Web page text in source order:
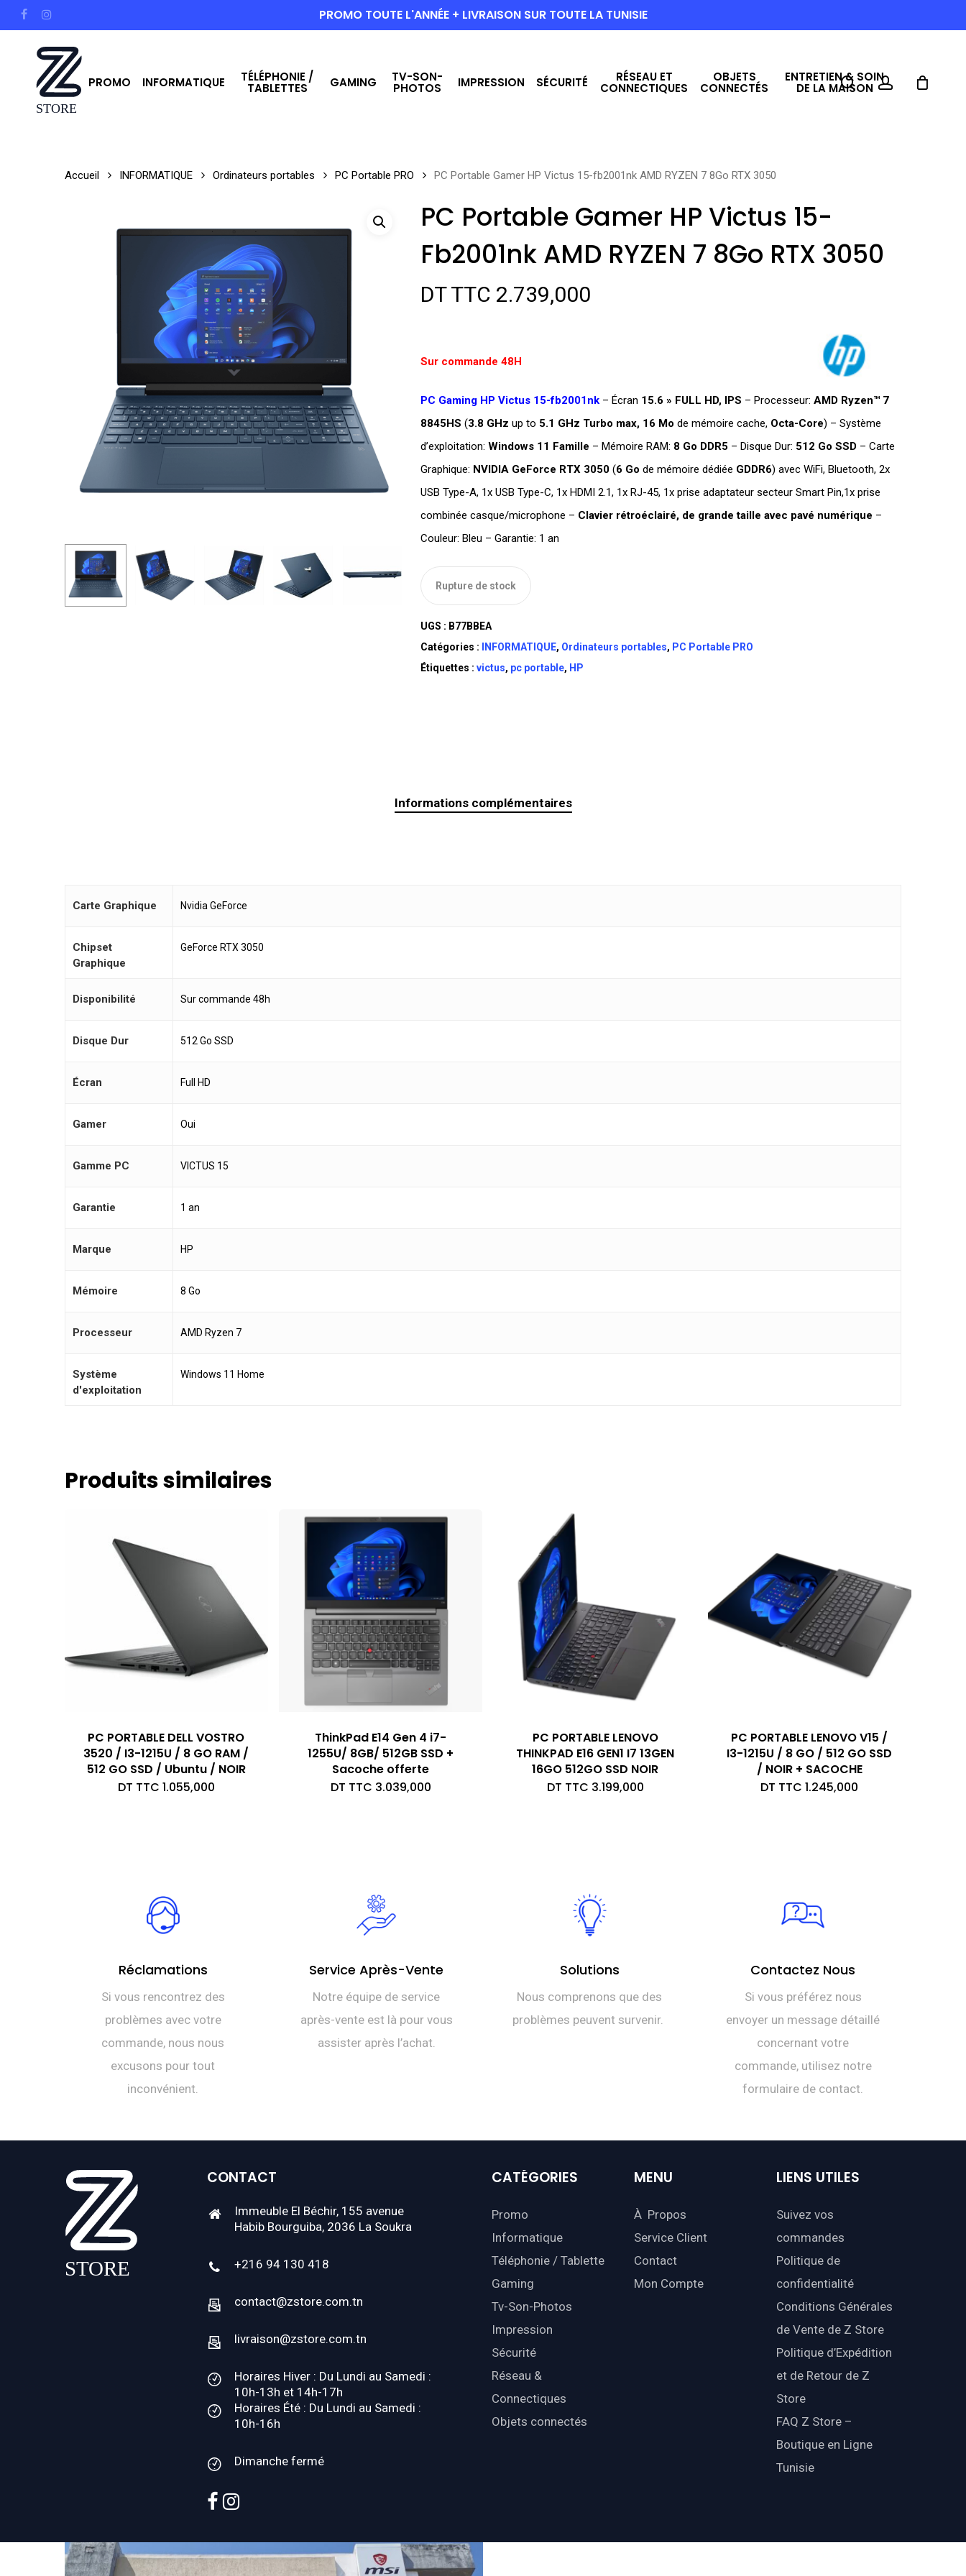
to
facebookinstagram PROMO TOUTE L'ANNÉE + LIVRAISON SUR TOUTE LA TUNISIE
PROMO INFORMATIQUE TÉLÉPHONIE /
TABLETTES GAMING TV-SON-
PHOTOS IMPRESSION SÉCURITÉ RÉSEAU ET
CONNECTIQUES
OBJETS
CONNECTÉS
ENTRETIEN & SOIN
DE LA MAISONsearchaccount
Accueil INFORMATIQUE Ordinateurs portables PC Portable PRO PC Portable Gamer HP Victus 15-fb2001nk AMD RYZEN 7 8Go RTX 3050
PC Portable Gamer HP Victus 15-
Fb2001nk AMD RYZEN 7 8Go RTX 3050
DT TTC 2.739,000
Sur commande 48H
PC Gaming HP Victus 15-fb2001nk– Écran 15.6 » FULL HD, IPS – Processeur: AMD Ryzen™ 7
8845HS (3.8 GHz up to 5.1 GHz Turbo max, 16 Mo de mémoire cache, Octa-Core) – Système
d’exploitation: Windows 11 Famille – Mémoire RAM: 8 Go DDR5 – Disque Dur: 512 Go SSD – Carte
Graphique: NVIDIA GeForce RTX 3050 (6 Go de mémoire dédiée GDDR6) avec WiFi, Bluetooth, 2x
USB Type-A, 1x USB Type-C, 1x HDMI 2.1, 1x RJ-45, 1x prise adaptateur secteur Smart Pin,1x prise
combinée casque/microphone – Clavier rétroéclairé, de grande taille avec pavé numérique –
Couleur: Bleu – Garantie: 1 an
Rupture de stock
UGS : B77BBEA
Catégories : INFORMATIQUE, Ordinateurs portables, PC Portable PRO
Étiquettes : victus, pc portable, HP
Informations complémentaires
Carte Graphique Nvidia GeForce
Chipset
Graphique
GeForce RTX 3050
Disponibilité Sur commande 48h
Disque Dur 512 Go SSD
Écran Full HD
Gamer Oui
Gamme PC VICTUS 15
Garantie 1 an
Marque HP
Mémoire 8 Go
Processeur AMD Ryzen 7
Système
d'exploitation
Windows 11 Home
Produits similaires
PC PORTABLE DELL VOSTRO
3520 / I3-1215U / 8 GO RAM /
512 GO SSD / Ubuntu / NOIR
DT TTC 1.055,000
ThinkPad E14 Gen 4 i7-
1255U/ 8GB/ 512GB SSD +
Sacoche offerte
DT TTC 3.039,000
PC PORTABLE LENOVO
THINKPAD E16 GEN1 I7 13GEN
16GO 512GO SSD NOIR
DT TTC 3.199,000
PC PORTABLE LENOVO V15 /
I3-1215U / 8 GO / 512 GO SSD
/ NOIR + SACOCHE
DT TTC 1.245,000
Réclamations
Si vous rencontrez des
problèmes avec votre
commande, nous nous
excusons pour tout
inconvénient.
Service Après-Vente
Notre équipe de service
après-vente est là pour vous
assister après l’achat.
Solutions
Nous comprenons que des
problèmes peuvent survenir.
Contactez Nous
Si vous préférez nous
envoyer un message détaillé
concernant votre
commande, utilisez notre
formulaire de contact.
CONTACT
Immeuble El Béchir, 155 avenue
Habib Bourguiba, 2036 La Soukra
+216 94 130 418
contact@zstore.com.tn
livraison@zstore.com.tn
Horaires Hiver : Du Lundi au Samedi :
10h-13h et 14h-17h
Horaires Été : Du Lundi au Samedi :
10h-16h
Dimanche fermé
facebook
instagram
CATÉGORIES
Promo
Informatique
Téléphonie / Tablette
Gaming
Tv-Son-Photos
Impression
Sécurité
Réseau &
Connectiques
Objets connectés
MENU
À Propos
Service Client
Contact
Mon Compte
LIENS UTILES
Suivez vos
commandes
Politique de
confidentialité
Conditions Générales
de Vente de Z Store
Politique d’Expédition
et de Retour de Z
Store
FAQ Z Store –
Boutique en Ligne
Tunisie